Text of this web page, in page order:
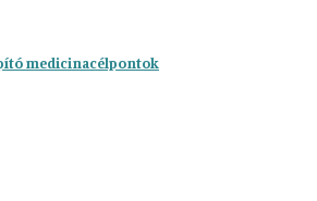
medicinacélpontok